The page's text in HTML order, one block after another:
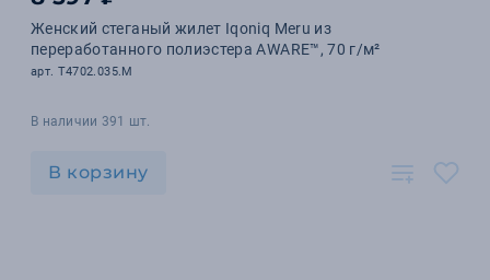
Женский стеганый жилет Iqoniq Meru из
переработанного полиэстера AWARE™, 70 г/м²
арт. T4702.035.M
В наличии 391 шт.
В корзину